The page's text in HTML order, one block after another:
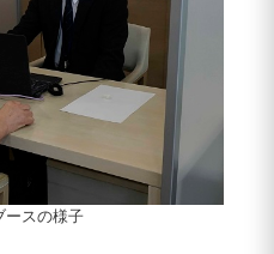
ースの様子